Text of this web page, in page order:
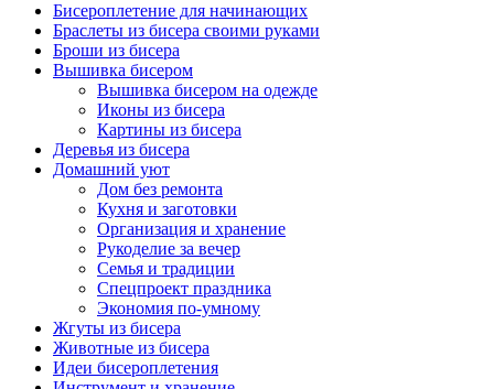
Бисероплетение для начинающих
Браслеты из бисера своими руками
Броши из бисера
Вышивка бисером
Вышивка бисером на одежде
Иконы из бисера
Картины из бисера
Деревья из бисера
Домашний уют
Дом без ремонта
Кухня и заготовки
Организация и хранение
Рукоделие за вечер
Семья и традиции
Спецпроект праздника
Экономия по-умному
Жгуты из бисера
Животные из бисера
Идеи бисероплетения